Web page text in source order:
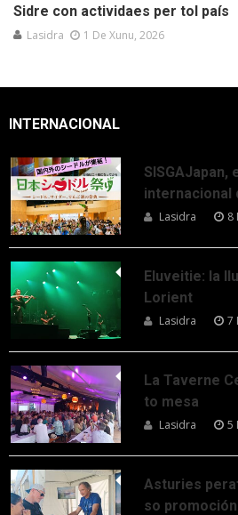
Sidre con actividaes per tol país
Lasidra 1 De Xunu, 2026
INTERNACIONAL
SISGAJapan,
internacional
Lasidra 8
Eluveitie: la
Lorient
Lasidra 7
La Taverne
to mesa
Lasidra 5
Asturies
so